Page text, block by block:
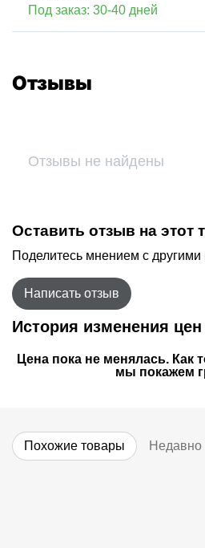
Под заказ: 30-40 дней
Отзывы
Отзывы не найдены
Оставить отзыв на этот
Поделитесь мнением с другими
Написать отзыв
История изменения цен
Цена пока не менялась. Как
мы покажем
Похожие товары Недавно